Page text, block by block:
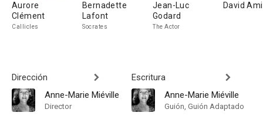
Aurore
Clément
Callicles
Bernadette
Lafont
Socrates
Jean-Luc
Godard
The Actor
David
Dirección
Anne-Marie Miéville
Director
Escritura
Anne-Marie Miéville
Guión, Guión Adaptado